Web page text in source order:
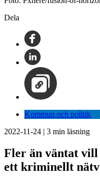
Dela
Kommun och politik
2022-11-24 | 3 min läsning
Fler än väntat vill
ett kriminellt